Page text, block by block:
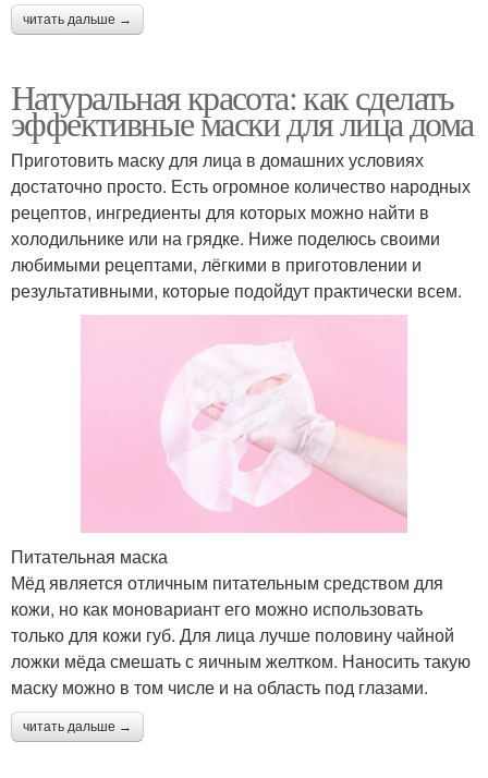
Белковая маска Маски из яиц
Маска с яйцом Маски от прыщей
Маски на основе Маска с содой
Маска от воспалений
Противовоспалительная
маска
читать дальше →
Натуральная красота: как сделать
эффективные маски для лица дома
Приготовить маску для лица в домашних условиях
достаточно просто. Есть огромное количество народных
рецептов, ингредиенты для которых можно найти в
холодильнике или на грядке. Ниже поделюсь своими
любимыми рецептами, лёгкими в приготовлении и
результативными, которые подойдут практически всем.
Питательная маска
Мёд является отличным питательным средством для
кожи, но как моновариант его можно использовать
только для кожи губ. Для лица лучше половину чайной
ложки мёда смешать с яичным желтком. Наносить такую
маску можно в том числе и на область под глазами.
читать дальше →